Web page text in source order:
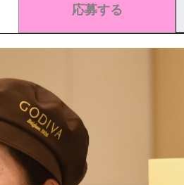
応募する